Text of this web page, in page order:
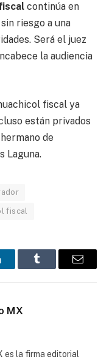
continúa en
riesgo a una
Será el juez
la audiencia
fiscal ya
están privados
de
Laguna.
fiscal
Tumblr
Correo
MX
es la firma editorial